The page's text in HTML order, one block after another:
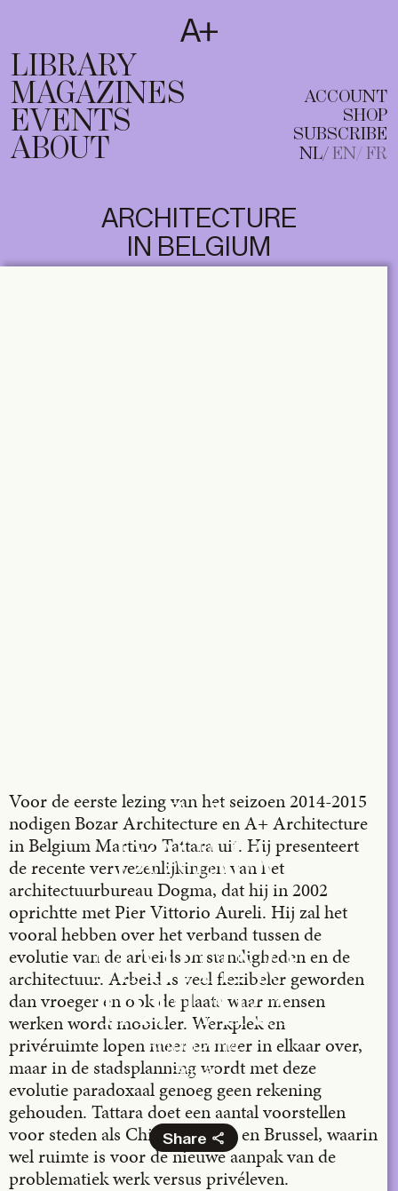
T
EN FR
LIBRARY
MAGAZINES
EVENTS
ABOUT
ACCOUNT
SHOP
SUBSCRIBE
NL EN FR
ARCHITECTURE
IN BELGIUM
TA+LK
DOGMA
MARTINO
TATTARA
30.09.2014
Bozar
Share
Voor de eerste lezing van het seizoen 2014-2015
nodigen Bozar Architecture en A+ Architecture
in Belgium Martino Tattara uit. Hij presenteert
de recente verwezenlijkingen van het
architectuurbureau Dogma, dat hij in 2002
oprichtte met Pier Vittorio Aureli. Hij zal het
vooral hebben over het verband tussen de
evolutie van de arbeidsomstandigheden en de
architectuur. Arbeid is veel flexibeler geworden
dan vroeger en ook de plaats waar mensen
werken wordt mobieler. Werkplek en
privéruimte lopen meer en meer in elkaar over,
maar in de stadsplanning wordt met deze
evolutie paradoxaal genoeg geen rekening
gehouden. Tattara doet een aantal voorstellen
voor steden als Chicago, Tallin en Brussel, waarin
wel ruimte is voor de nieuwe aanpak van de
problematiek werk versus privéleven.